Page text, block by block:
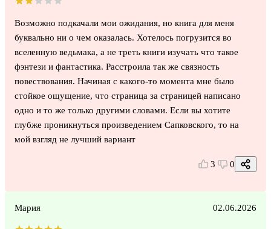
Возможно подкачали мои ожидания, но книга для меня
буквально ни о чем оказалась. Хотелось погрузится во
вселенную ведьмака, а не треть книги изучать что такое
фэнтези и фантастика. Расстроила так же связность
повествования. Начиная с какого-то момента мне было
стойкое ощущение, что страница за страницей написано
одно и то же только другими словами. Если вы хотите
глубже проникнуться произведением Сапковского, то на
мой взгляд не лучший вариант
3 0
Мария 02.06.2026